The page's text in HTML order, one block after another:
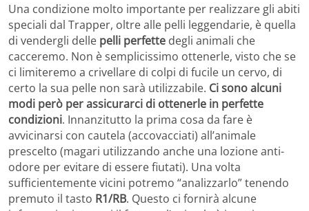
Una condizione molto importante per realizzare gli abiti
speciali dal Trapper, oltre alle pelli leggendarie, è quella
di vendergli delle pelli perfette degli animali che
cacceremo. Non è semplicissimo ottenerle, visto che se
ci limiteremo a crivellare di colpi di fucile un cervo, di
certo la sua pelle non sarà utilizzabile. Ci sono alcuni
modi però per assicurarci di ottenerle in perfette
condizioni. Innanzitutto la prima cosa da fare è
avvicinarsi con cautela (accovacciati) all’animale
prescelto (magari utilizzando anche una lozione anti-
odore per evitare di essere fiutati). Una volta
sufficientemente vicini potremo “analizzarlo” tenendo
premuto il tasto R1/RB. Questo ci fornirà alcune